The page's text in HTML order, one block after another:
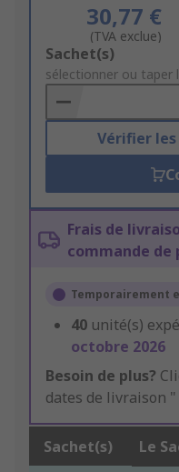
30,77 €
(TVA exclue)
Add
to
Basket
Sachet(s)
sélectionner ou taper
Vérifier
Frais de
commande de
Temporairement
40 unité(s)
octobre 2026
Besoin de plus?
dates de livraison
Sachet(s) Le